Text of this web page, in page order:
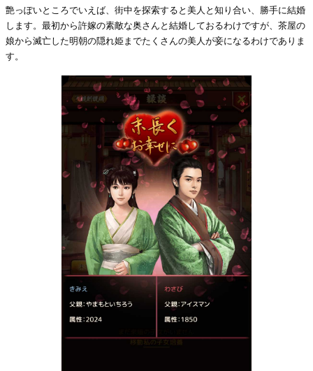
艶っぽいところでいえば、街中を探索すると美人と知り合い、勝手に結婚
します。最初から許嫁の素敵な奥さんと結婚しておるわけですが、茶屋の
娘から滅亡した明朝の隠れ姫までたくさんの美人が妾になるわけでありま
す。